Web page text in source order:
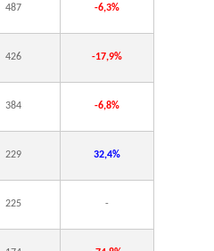
487 -6,3%
426 -17,9%
384 -6,8%
229 32,4%
225 -